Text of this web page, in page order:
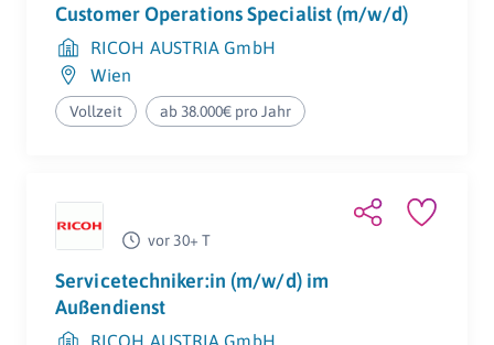
Customer Operations Specialist (m/w/d)
RICOH AUSTRIA GmbH
Wien
Vollzeit ab 38.000€ pro Jahr
vor 30+ T
Servicetechniker:in (m/w/d) im
Außendienst
RICOH AUSTRIA GmbH